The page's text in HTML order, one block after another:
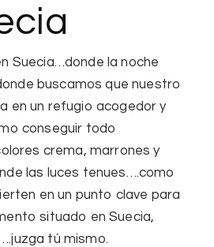
Suecia…donde la noche
buscamos que nuestro
enun refugio acogedor y
conseguir todo
crema, marrones y
las luces tenues….como
en un punto clave para
situado en Suecia,
tú mismo.